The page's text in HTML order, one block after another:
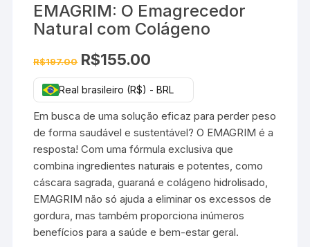
EMAGRIM: O Emagrecedor
Natural com Colágeno
R$197.00 O
preço
original
era:
R$197.00.
R$155.00
atual
é:
R$155.00.
Real brasileiro (R$) - BRL
Em busca de uma solução eficaz para perder peso
de forma saudável e sustentável? O EMAGRIM é a
resposta! Com uma fórmula exclusiva que
combina ingredientes naturais e potentes, como
cáscara sagrada, guaraná e colágeno hidrolisado,
EMAGRIM não só ajuda a eliminar os excessos de
gordura, mas também proporciona inúmeros
benefícios para a saúde e bem-estar geral.